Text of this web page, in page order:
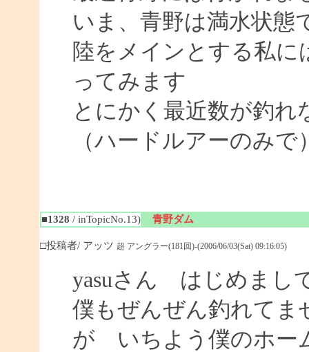
いま、青野は満水状態
陸をメインとする私
ってみます
とにかく最近数が釣れ
（ハードルアーのみで
■1328 / inTopicNo.13) 青野ダム
□投稿者/ アッツ 超 アングラー(181回)-(2006/06/03(Sat) 09:16:05)
yasuさん はじめまし
僕もぜんぜん釣れて
が いちよう僕のホー